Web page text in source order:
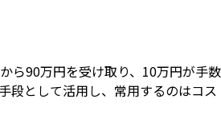
90万円を受け取り、10万円が手
として活用し、常用するのはコス